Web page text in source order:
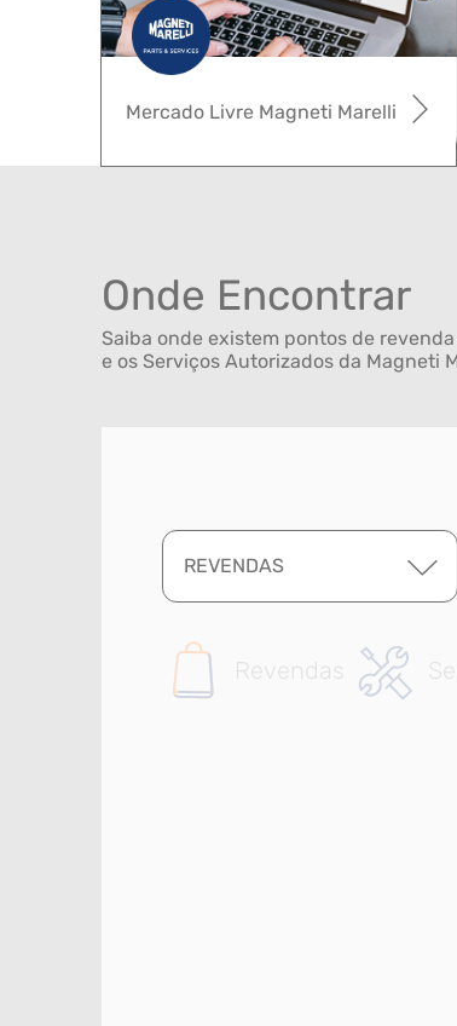
Mercado Livre Magneti Marelli
Onde Encontrar
Saiba onde existem pontos de
e os Serviços Autorizados da Magneti
REVENDAS
Revendas